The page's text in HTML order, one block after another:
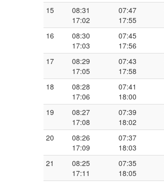
15
08:31
17:02
07:47
17:55
16
08:30
17:03
07:45
17:56
17
08:29
17:05
07:43
17:58
18
08:28
17:06
07:41
18:00
19
08:27
17:08
07:39
18:02
20
08:26
17:09
07:37
18:03
21
08:25
17:11
07:35
18:05